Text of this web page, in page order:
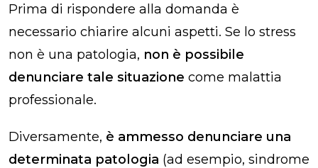
Prima di rispondere alla domanda è
necessario chiarire alcuni aspetti. Se lo stress
non è una patologia, non è possibile
denunciare tale situazione come malattia
professionale.
Diversamente, è ammesso denunciare una
determinata patologia (ad esempio, sindrome